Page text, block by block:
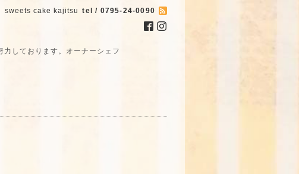
sweets cake kajitsu tel / 0795-24-0090
しております。オーナーシェフ